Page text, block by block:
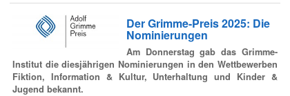
Der Grimme-Preis 2025: Die
Nominierungen
Am Donnerstag gab das Grimme-
Institut die diesjährigen Nominierungen in den Wettbewerben
Fiktion, Information & Kultur, Unterhaltung und Kinder &
Jugend bekannt.